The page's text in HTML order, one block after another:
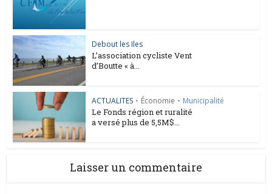
Debout les Iles
L’association cycliste Vent
d’Boutte « à...
ACTUALITES • Économie • Municipalité
Le Fonds région et ruralité
a versé plus de 5,5M$...
Laisser un commentaire